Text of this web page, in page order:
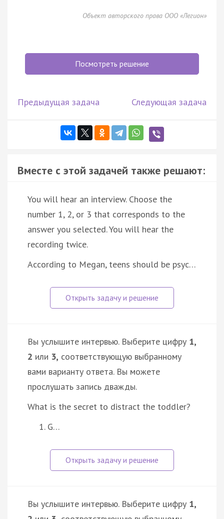
Объект авторского права ООО «Легион»
Посмотреть решение
Предыдущая задача Следующая задача
Вместе с этой задачей также решают:
You will hear an interview. Choose the
number 1, 2, or 3 that corresponds to the
answer you selected. You will hear the
recording twice.
According to Megan, teens should be psyc…
Вы услышите интервью. Выберите цифру 1,
2 или 3, соответствующую выбранному
вами варианту ответа. Вы можете
прослушать запись дважды.
What is the secret to distract the toddler?
G…
Вы услышите интервью. Выберите цифру 1,